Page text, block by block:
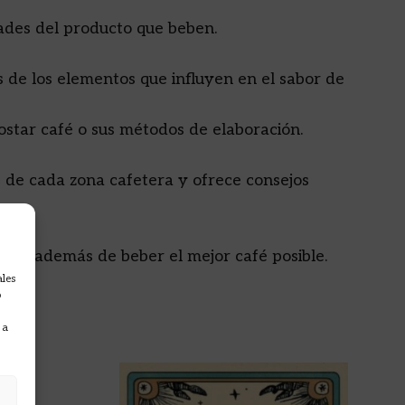
del producto que beben.
los elementos que influyen en el sabor de
café o sus métodos de elaboración.
cada zona cafetera y ofrece consejos
además de beber el mejor café posible.